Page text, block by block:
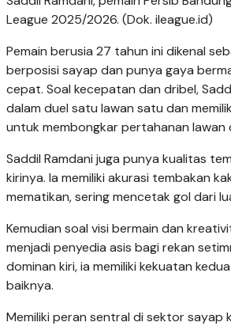
League 2025/2026. (Dok. ileague.id)
Pemain berusia 27 tahun ini dikenal
berposisi sayap dan punya gaya
cepat. Soal kecepatan dan dribel,
dalam duel satu lawan satu dan
untuk membongkar pertahanan lawan
Saddil Ramdani juga punya kualitas
kirinya. Ia memiliki akurasi tembakan
mematikan, sering mencetak gol dari
Kemudian soal visi bermain dan
menjadi penyedia asis bagi rekan
dominan kiri, ia memiliki kekuatan
baiknya.
Memiliki peran sentral di sektor sayap